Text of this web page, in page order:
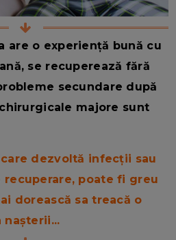
are o experiență bună cu
se recuperează fără
secundare după
majore sunt
dezvoltă infecții sau
poate fi greu
dorească sa treacă o
nașterii...